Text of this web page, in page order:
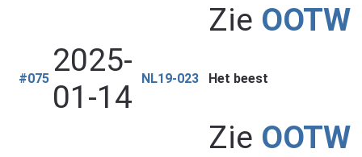
Zie OOTW
#075 2025-
01-14
NL19-023 Het beest
Zie OOTW